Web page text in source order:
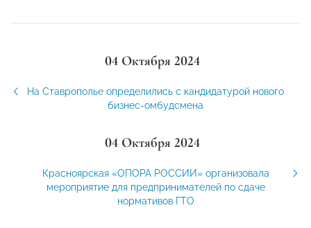
04 Октября 2024
На Ставрополье определились с кандидатурой нового
бизнес-омбудсмена
04 Октября 2024
Красноярская «ОПОРА РОССИИ» организовала
мероприятие для предпринимателей по сдаче
нормативов ГТО